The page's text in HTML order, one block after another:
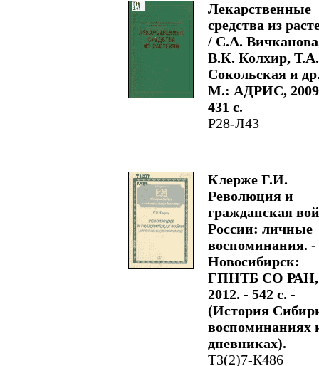
Лекарственные
средства из
/ С.А.
В.К. Колхир, Т.А.
Сокольская и
М.: АДРИС,
431 с.
Р28-Л43
Клерже Г.И.
Революция и
гражданская
России: личные
воспоминания. -
Новосибирск:
ГПНТБ СО РАН,
2012. - 542 с. -
(История
воспоминаниях
дневниках).
Т3(2)7-К486